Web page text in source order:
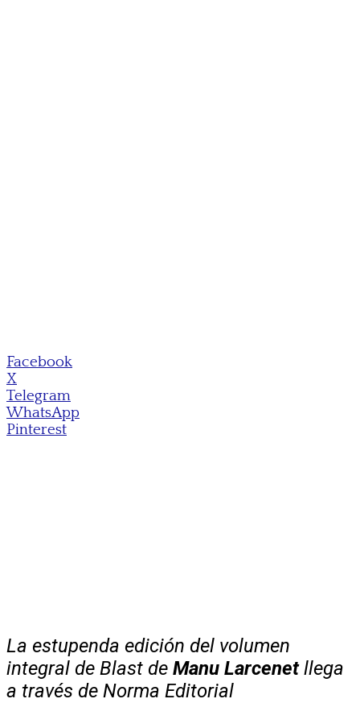
Facebook
X
Telegram
WhatsApp
Pinterest
La estupenda edición del volumen
integral de Blast de Manu Larcenetllega
a través de Norma Editorial